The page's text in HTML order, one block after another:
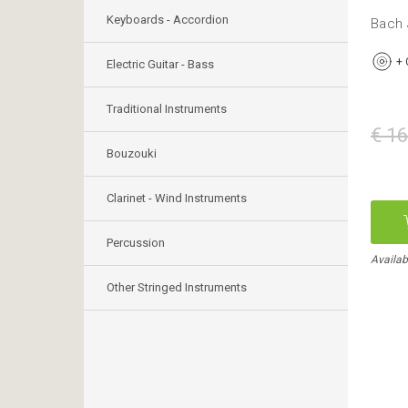
Keyboards - Accordion
Electric Guitar - Bass
Traditional Instruments
Bouzouki
Clarinet - Wind Instruments
Percussion
Other Stringed Instruments
Bach
+
€